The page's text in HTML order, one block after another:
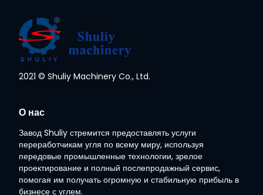
2021 © Shuliy Machinery Co., Ltd.
О нас
Завод Shuliy стремится предоставлять услуги
переработчикам угля по всему миру, используя
передовые промышленные технологии, зрелое
проектирование и полный послепродажный сервис,
помогая им получать огромную и стабильную прибыль в
бизнесе с углем.